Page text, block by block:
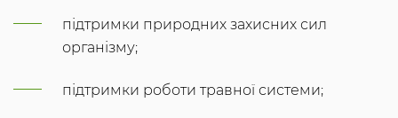
підтримки природних захисних сил
організму;
підтримки роботи травної системи;